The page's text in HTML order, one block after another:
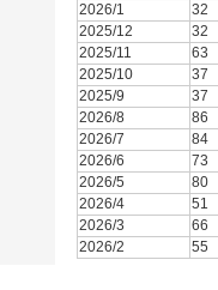
2026/1
32
2025/12
32
2025/11
63
2025/10
37
2025/9
37
2026/8
86
2026/7
84
2026/6
73
2026/5
80
2026/4
51
2026/3
66
2026/2
55